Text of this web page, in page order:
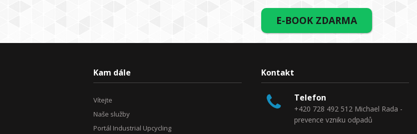
E-BOOK ZDARMA
Kam dále
Vítejte
Naše služby
Portál Industrial Upcycling
Kontakt
Telefon
+420 728 492 512 Michael Rada -
prevence vzniku odpadů